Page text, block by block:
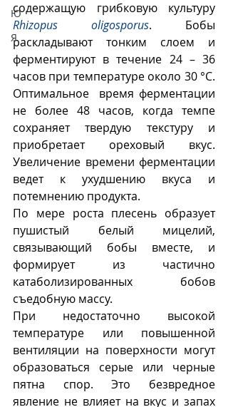
Ю
Я
Rhizopus oligosporus. Бобы
раскладывают тонким слоем и
ферментируют в течение 24 – 36
часов при температуре около 30 °C.
Оптимальное  время ферментации
не более 48 часов, когда темпе
сохраняет твердую текстуру и
приобретает ореховый вкус.
Увеличение времени ферментации
ведет к ухудшению вкуса и
потемнению продукта.
По мере роста плесень образует
пушистый белый мицелий,
связывающий бобы вместе, и
формирует из частично
катаболизированных бобов
съедобную массу.
При недостаточно высокой
температуре или повышенной
вентиляции на поверхности могут
образоваться серые или черные
пятна спор. Это безвредное